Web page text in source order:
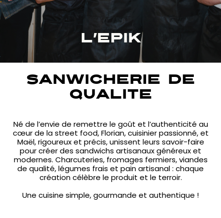
L’EPIK
SANWICHERIE DE
QUALITE
Né de l’envie de remettre le goût et l’authenticité au
cœur de la street food, Florian, cuisinier passionné, et
Maël, rigoureux et précis, unissent leurs savoir-faire
pour créer des sandwichs artisanaux généreux et
modernes. Charcuteries, fromages fermiers, viandes
de qualité, légumes frais et pain artisanal : chaque
création célèbre le produit et le terroir.
Une cuisine simple, gourmande et authentique !